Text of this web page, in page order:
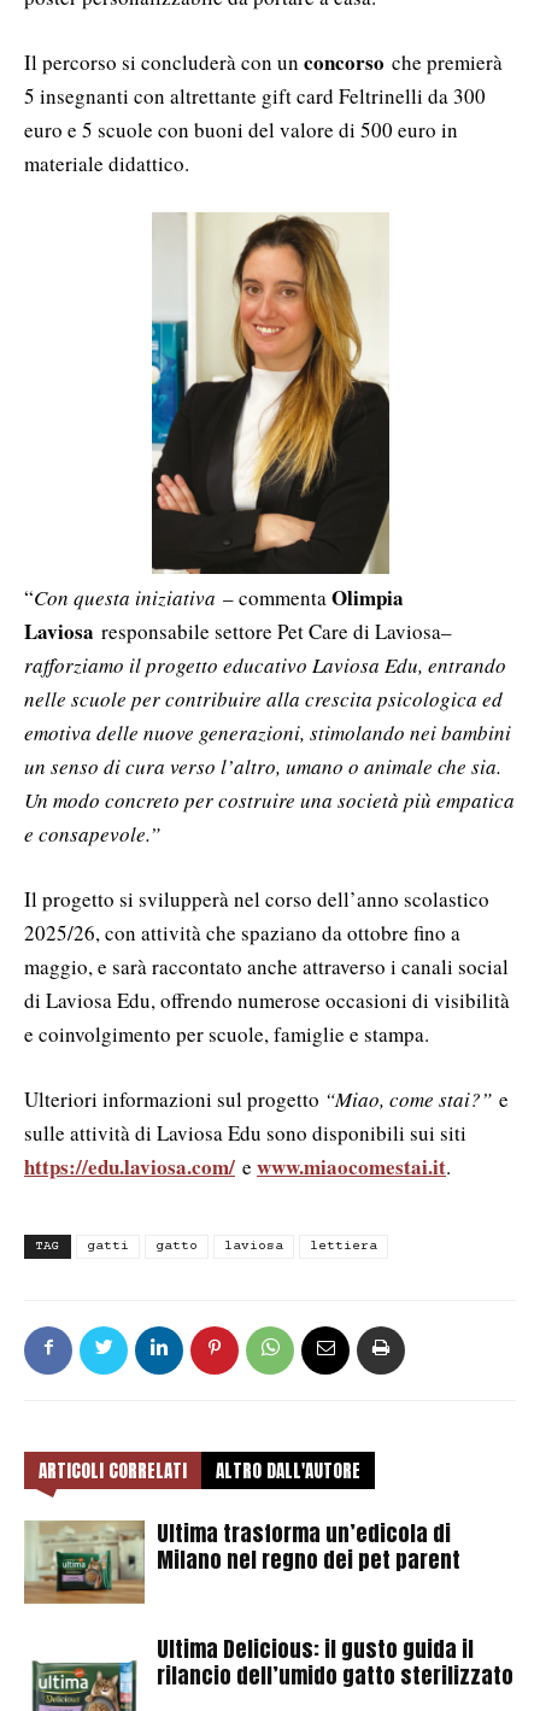
Il percorso si concluderà con un concorso che premierà
5 insegnanti con altrettante gift card Feltrinelli da 300
euro e 5 scuole con buoni del valore di 500 euro in
materiale didattico.
“Con questa iniziativa – commentaOlimpia
Laviosa responsabile settore Pet Care di Laviosa–
rafforziamo il progetto educativo Laviosa Edu, entrando
nelle scuole per contribuire alla crescita psicologica ed
emotiva delle nuove generazioni, stimolando nei bambini
un senso di cura verso l’altro, umano o animale che sia.
Un modo concreto per costruire una società più empatica
e consapevole.”
Il progetto si svilupperà nel corso dell’anno scolastico
2025/26, con attività che spaziano da ottobre fino a
maggio, e sarà raccontato anche attraverso i canali social
di Laviosa Edu, offrendo numerose occasioni di visibilità
e coinvolgimento per scuole, famiglie e stampa.
Ulteriori informazioni sul progetto “Miao, come stai?” e
sulle attività di Laviosa Edu sono disponibili sui siti
https://edu.laviosa.com/ e www.miaocomestai.it.
TAG gatti gatto laviosa lettiera
ARTICOLI CORRELATI ALTRO DALL'AUTORE
Ultima trasforma un’edicola di
Milano nel regno dei pet parent
Ultima Delicious: il gusto guida il
rilancio dell’umido gatto sterilizzato